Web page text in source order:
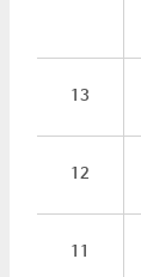
13
12
11